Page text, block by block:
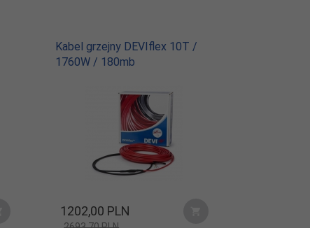
Kabel grzejny DEVIflex 10T /
1760W / 180mb
1202,00 PLN